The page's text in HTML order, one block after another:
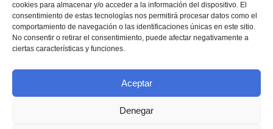
cookies para almacenar y/o acceder a la información del dispositivo. El
consentimiento de estas tecnologías nos permitirá procesar datos como el
comportamiento de navegación o las identificaciones únicas en este sitio.
No consentir o retirar el consentimiento, puede afectar negativamente a
ciertas características y funciones.
Aceptar
Denegar
Tel.:+34 93 280 2088
Fax:+34 93 280 6395
E-mail:ieec@ieec.cat